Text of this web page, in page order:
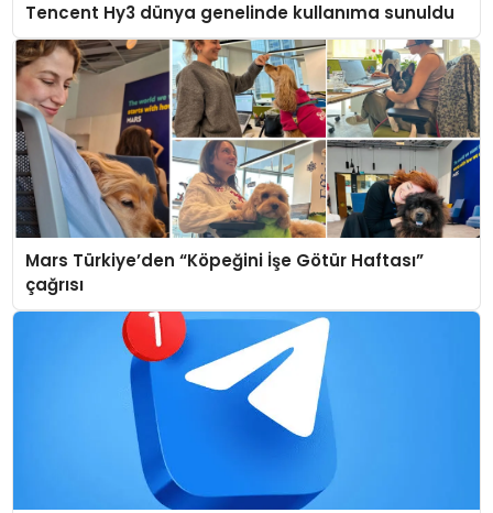
Tencent Hy3 dünya genelinde kullanıma sunuldu
Mars Türkiye’den “Köpeğini İşe Götür Haftası”
çağrısı